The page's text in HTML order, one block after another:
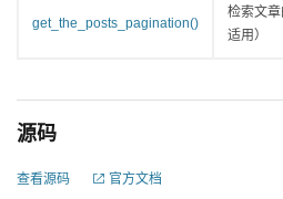
get_the_posts_pagination()
检索文
适用）
源码
查看源码 官方文档